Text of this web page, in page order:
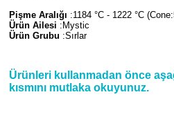
Pişme Aralığı :1184 °C - 1222 °C
Ürün Ailesi :Mystic
Ürün Grubu :Sırlar
Ürünleri kullanmadan önce
kısmını mutlaka okuyunuz.